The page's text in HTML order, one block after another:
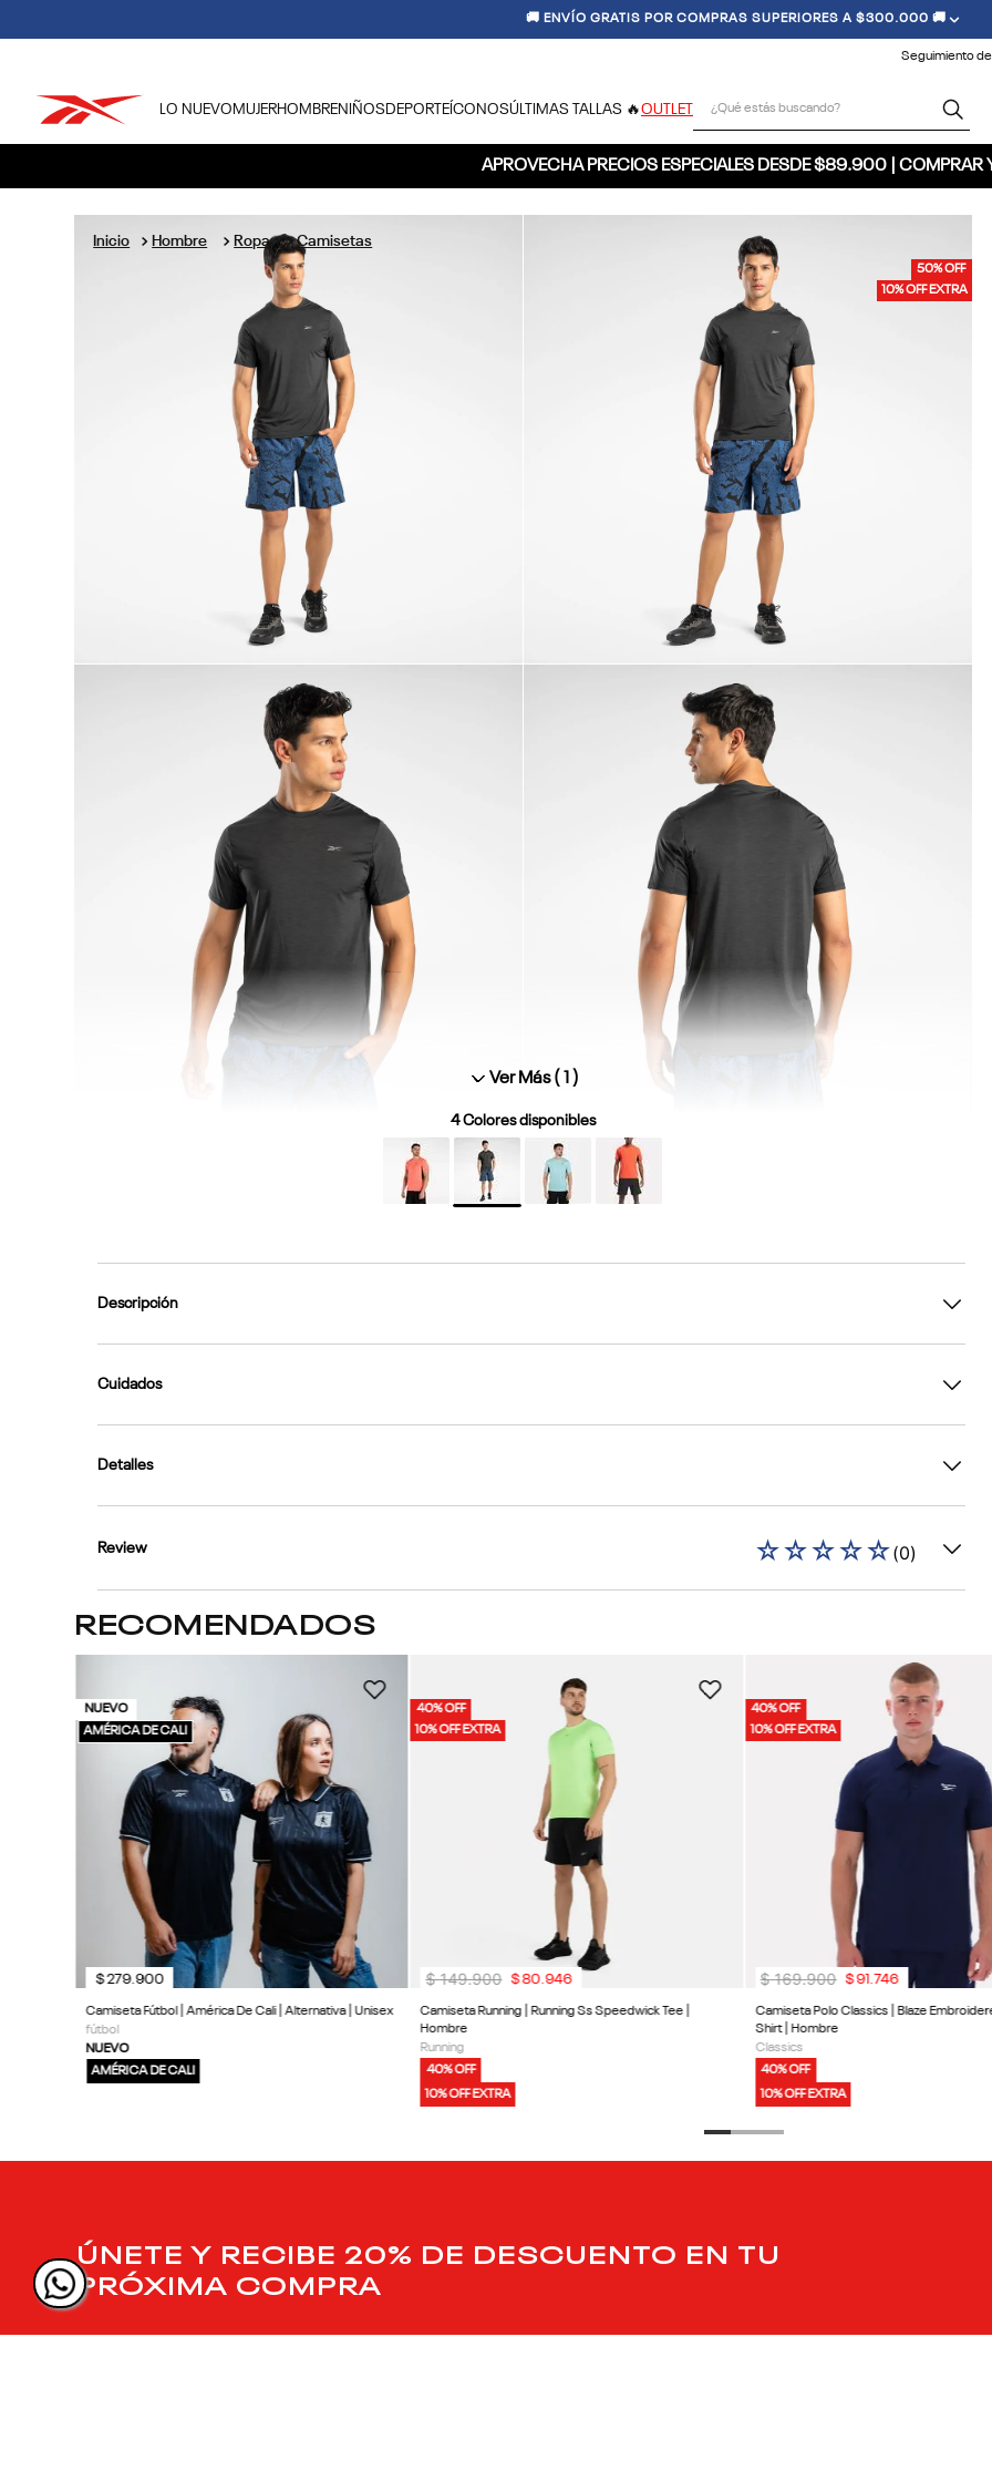
🚚 ENVÍO GRATIS POR COMPRAS SUPERIORES A $300.000 🚚
Seguimiento
LO NUEVO MUJERHOMBRENIÑOSDEPORTE ÍCONOSÚLTIMAS TALLAS 🔥OUTLET
APROVECHA PRECIOS ESPECIALES DESDE $89.900 | COMPRAR
50% OFF
10% OFF EXTRA
Hombre Ropa Camisetas
Ver Más ( 1)
4Colores disponibles
Descripción
Cuidados
Detalles
Review ☆☆☆☆☆(0)
RECOMENDADOS
NUEVO
AMÉRICA DE CALI
Camiseta Fútbol | América De Cali | Alternativa | Unisex
fútbol
NUEVO
AMÉRICA DE CALI
$279.900
40% OFF
10% OFF EXTRA
Camiseta Running | Running Ss Speedwick Tee |
Hombre
Running
40% OFF
10% OFF EXTRA
$ 149.900 $80.946
40% OFF
10% OFF EXTRA
Camiseta Polo Classics | Blaze
Shirt | Hombre
Classics
40% OFF
10% OFF EXTRA
$ 169.900 $91.746
ÚNETE Y RECIBE 20% DE DESCUENTO EN TU
PRÓXIMA COMPRA
1.
tenis hombre
tenis reebok classics
américa
5.
once caldas
6.
fútbol
7.
américa cali
8.
camisetas
9 .
reebok classics
10. club c